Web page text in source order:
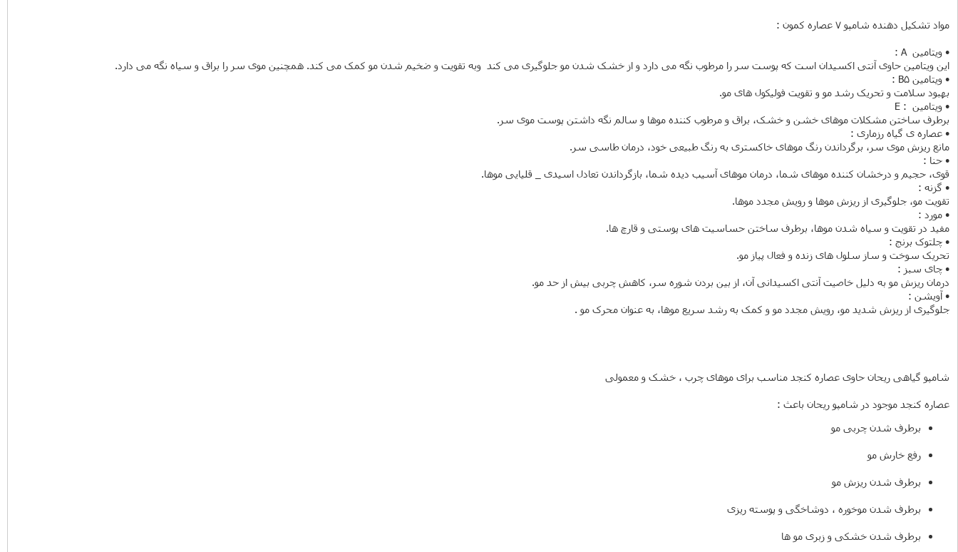
مواد تشکیل دهنده شامپو 7 عصاره کمون :
• ویتامین A :
این ویتامین حاوی آنتی اکسیدان است که پوست سر را مرطوب نگه می دارد و از خشک شدن مو جلوگیری می کند وبه تقویت و ضخیم شدن مو کمک می کند. همچنین موی سر را براق و سیاه نگه می دارد.
• ویتامین B5 :
بهبود سلامت و تحریک رشد مو و تقویت فولیکول های مو.
• ویتامین : E
برطرف ساختن مشکلات موهای خشن و خشک، براق و مرطوب کننده موها و سالم نگه داشتن پوست موی سر.
• عصاره ی گیاه رزماری :
مانع ریزش موی سر، برگرداندن رنگ موهای خاکستری به رنگ طبیعی خود، درمان طاسی سر.
• حنا :
قوی، حجیم و درخشان کننده موهای شما، درمان موهای آسیب دیده شما، بازگرداندن تعادل اسیدی _ قلیایی موها.
• گزنه :
تقویت مو، جلوگیری از ریزش موها و رویش مجدد موها.
• مورد :
مفید در تقویت و سیاه شدن موها، برطرف ساختن حساسیت های پوستی و قارچ ها.
• چلتوک برنج :
تحریک سوخت و ساز سلول های زنده و فعال پیاز مو.
• چای سبز :
درمان ریزش مو به دلیل خاصیت آنتی اکسیدانی آن، از بین بردن شوره سر، کاهش چربی بیش از حد مو.
• آویشن :
جلوگیری از ریزش شدید مو، رویش مجدد مو و کمک به رشد سریع موها، به عنوان محرک مو .
شامپو گیاهی ریحان حاوی عصاره کنجد مناسب برای موهای چرب ، خشک و معمولی
عصاره کنجد موجود در شامپو ریحان باعث :
برطرف شدن چربی مو
رفع خارش مو
برطرف شدن ریزش مو
برطرف شدن موخوره ، دوشاخگی و پوسته ریزی
برطرف شدن خشکی و زبری مو ها